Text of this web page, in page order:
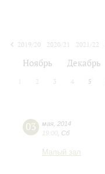
2019/20
2020/21 2021/22
Ноябрь Декабрь
2 3 4 5
03 мая 2014
19:00 Сб
Малый зал